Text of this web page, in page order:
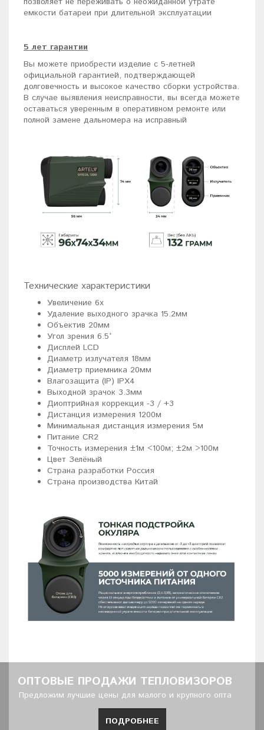
емкости батареи при длительной эксплуатации
5 лет гарантии
Вы можете приобрести изделие c 5-летней
официальной гарантией, подтверждающей
долговечность и высокое качество сборки устройства.
В случае выявления неисправности, вы всегда можете
оставаться уверенным в оперативном ремонте или
полной замене дальномера на исправный
Технические характеристики
Увеличение 6x
Удаление выходного зрачка 15.2мм
Объектив 20мм
Угол зрения 6.5°
Дисплей LCD
Диаметр излучателя 18мм
Диаметр приемника 20мм
Влагозащита (IP) IPX4
Выходной зрачок 3.3мм
Диоптрийная коррекция -3 / +3
Дистанция измерения 1200м
Минимальная дистанция измерения 5м
Питание CR2
Точность измерения ±1м <100м; ±2м >100м
Цвет Зелёный
Страна разработки Россия
Страна производства Китай
ОПТОВЫЕ ПРОДАЖИ ТЕПЛОВИЗОРОВ
Предложим лучшие цены для малого и крупного опта
ПОДРОБНЕЕ